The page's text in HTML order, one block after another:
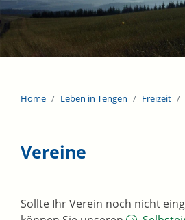
Home Leben in Tengen Freizeit
Vereine
Sollte Ihr Verein noch nicht